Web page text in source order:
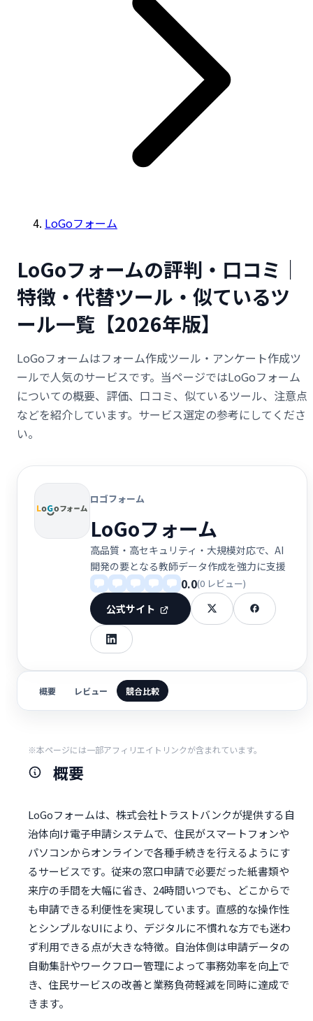
LoGoフォーム
LoGoフォームの評判・口コミ｜
特徴・代替ツール・似ているツ
ール一覧【2026年版】
LoGoフォームはフォーム作成ツール・アンケート作成ツ
ールで人気のサービスです。当ページではLoGoフォーム
についての概要、評価、口コミ、似ているツール、注意点
などを紹介しています。サービス選定の参考にしてくださ
い。
ロゴフォーム
LoGoフォーム
高品質・高セキュリティ・大規模対応で、AI
開発の要となる教師データ作成を強力に支援
0.0(0 レビュー)
公式サイト
概要 レビュー 競合比較
※本ページには一部アフィリエイトリンクが含まれています。
概要
LoGoフォームは、株式会社トラストバンクが提供する自
治体向け電子申請システムで、住民がスマートフォンや
パソコンからオンラインで各種手続きを行えるようにす
るサービスです。従来の窓口申請で必要だった紙書類や
来庁の手間を大幅に省き、24時間いつでも、どこからで
も申請できる利便性を実現しています。直感的な操作性
とシンプルなUIにより、デジタルに不慣れな方でも迷わ
ず利用できる点が大きな特徴。自治体側は申請データの
自動集計やワークフロー管理によって事務効率を向上で
き、住民サービスの改善と業務負荷軽減を同時に達成で
きます。